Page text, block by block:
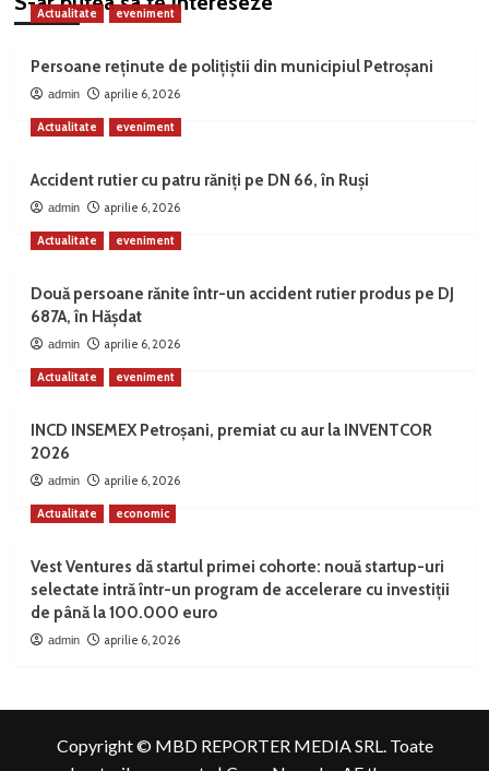
Actualitate eveniment
Persoane reținute de polițiștii din municipiul Petroșani
admin aprilie 6, 2026
Actualitate eveniment
Accident rutier cu patru răniți pe DN 66, în Ruși
admin aprilie 6, 2026
Actualitate eveniment
Două persoane rănite într-un accident rutier produs pe DJ
687A, în Hășdat
admin aprilie 6, 2026
Actualitate eveniment
INCD INSEMEX Petroșani, premiat cu aur la INVENTCOR
2026
admin aprilie 6, 2026
Actualitate economic
Vest Ventures dă startul primei cohorte: nouă startup-uri
selectate intră într-un program de accelerare cu investiții
de până la 100.000 euro
admin aprilie 6, 2026
Copyright © MBD REPORTER MEDIA SRL. Toate